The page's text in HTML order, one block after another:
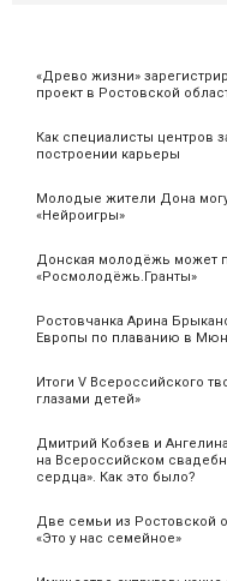
«Древо жизни»
проект в Ростовской
Как специалисты центров
построении карьеры
Молодые жители Дона
«Нейроигры»
Донская молодёжь может
«Росмолодёжь.Гранты»
Ростовчанка Арина
Европы по плаванию в
Итоги V Всероссийского
глазами детей»
Дмитрий Кобзев и
на Всероссийском
сердца». Как это было?
Две семьи из Ростовской
«Это у нас семейное»